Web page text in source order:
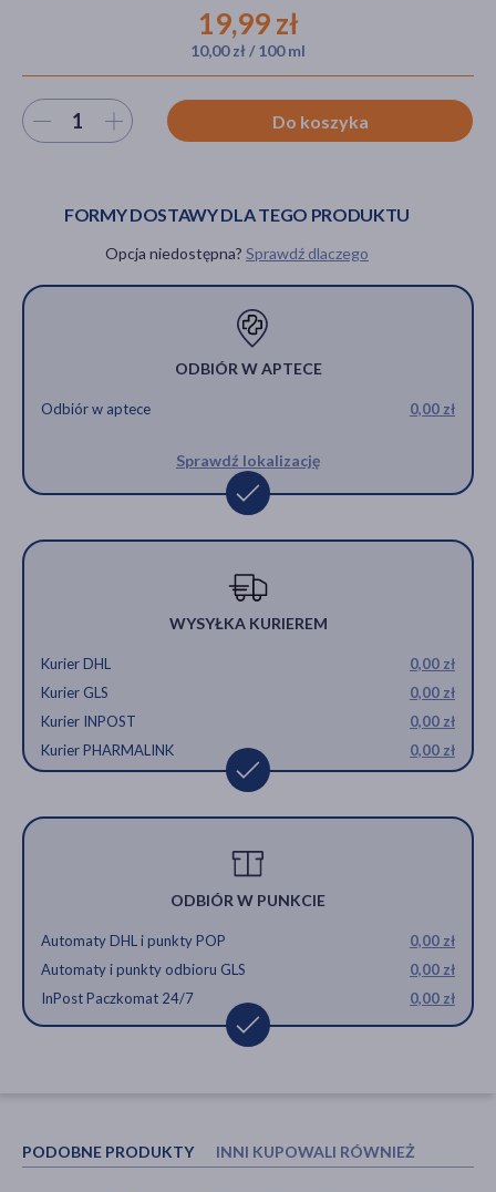
19,99 zł
10,00 zł / 100 ml
Wybierz ilość Do koszyka
FORMY DOSTAWY DLA TEGO PRODUKTU
Opcja niedostępna? Sprawdź dlaczego
ODBIÓR W APTECE
Odbiór w aptece 0,00 zł
Sprawdź lokalizację
WYSYŁKA KURIEREM
Kurier DHL
0,00 zł
Kurier GLS
0,00 zł
Kurier INPOST
0,00 zł
Kurier PHARMALINK
0,00 zł
ODBIÓR W PUNKCIE
Automaty DHL i punkty POP
0,00 zł
Automaty i punkty odbioru GLS
0,00 zł
InPost Paczkomat 24/7
0,00 zł
PODOBNE PRODUKTY INNI KUPOWALI RÓWNIEŻ